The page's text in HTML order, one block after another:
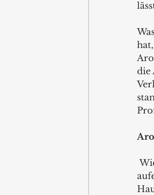
die
Wie alle Aromaräder besteht auch das Aromarad für Fleisch aus drei